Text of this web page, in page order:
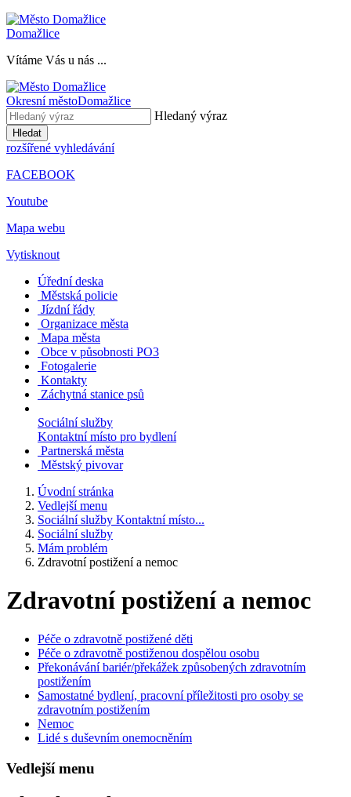
Domažlice
Vítáme Vás u nás ...
Okresní městoDomažlice
Hledaný výraz
Hledat
rozšířené vyhledávání
FACEBOOK
Youtube
Mapa webu
Vytisknout
Úřední deska
Městská policie
Jízdní řády
Organizace města
Mapa města
Obce v působnosti PO3
Fotogalerie
Kontakty
Záchytná stanice psů
Sociální služby
Kontaktní místo pro bydlení
Partnerská města
Městský pivovar
Úvodní stránka
Vedlejší menu
Sociální služby Kontaktní místo...
Sociální služby
Mám problém
Zdravotní postižení a nemoc
Zdravotní postižení a nemoc
Péče o zdravotně postižené děti
Péče o zdravotně postiženou dospělou osobu
Překonávání bariér/překážek způsobených zdravotním
postižením
Samostatné bydlení, pracovní příležitosti pro osoby se
zdravotním postižením
Nemoc
Lidé s duševním onemocněním
Vedlejší menu